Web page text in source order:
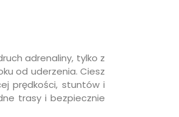
adrenaliny, tylko z
od uderzenia. Ciesz
prędkości, stuntów i
trasy i bezpiecznie